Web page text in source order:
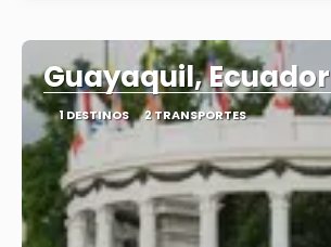
Guayaquil, Ecuador
1 DESTINOS 2 TRANSPORTES